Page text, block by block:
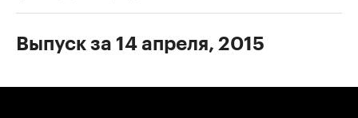
Выпуск за 14 апреля, 2015